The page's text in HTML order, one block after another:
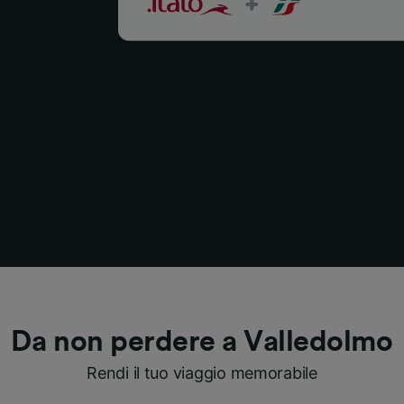
Da non perdere a Valledolmo
Rendi il tuo viaggio memorabile